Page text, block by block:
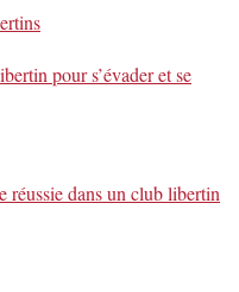
pour s’évader et se
réussie dans un club libertin